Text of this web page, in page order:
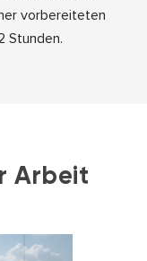
vorbereiteten
Stunden.
Arbeit